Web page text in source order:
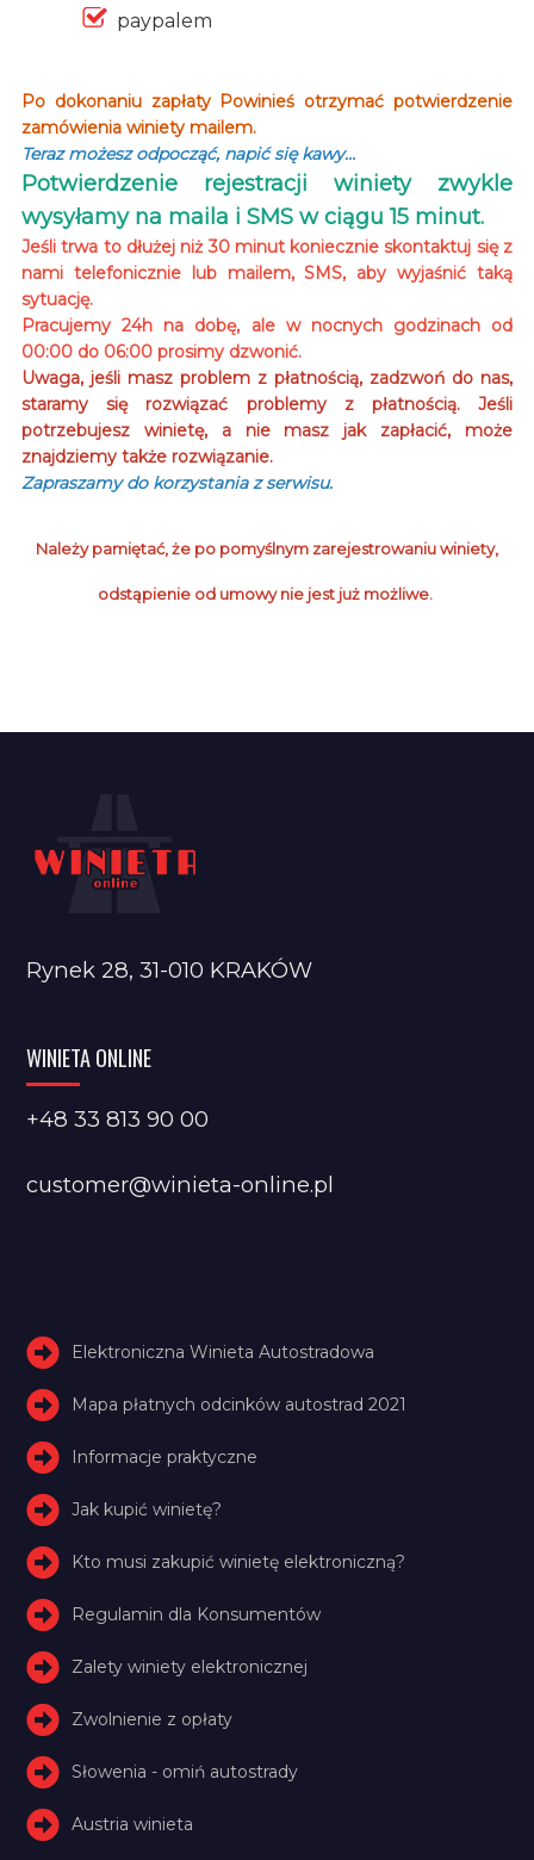
paypalem
Po dokonaniu zapłaty Powinieś otrzymać potwierdzenie
zamówienia winiety mailem.
Teraz możesz odpocząć, napić się kawy…
Potwierdzenie rejestracji winiety zwykle
wysyłamy na maila i SMS w ciągu 15 minut.
Jeśli trwa to dłużej niż 30 minut koniecznie skontaktuj się z
nami telefonicznie lub mailem, SMS, aby wyjaśnić taką
sytuację.
Pracujemy 24h na dobę, ale w nocnych godzinach od
00:00 do 06:00 prosimy dzwonić.
Uwaga, jeśli masz problem z płatnością, zadzwoń do nas,
staramy się rozwiązać problemy z płatnością. Jeśli
potrzebujesz winietę, a nie masz jak zapłacić, może
znajdziemy także rozwiązanie.
Zapraszamy do korzystania z serwisu.
Należy pamiętać, że po pomyślnym zarejestrowaniu winiety,
odstąpienie od umowy nie jest już możliwe.
Rynek 28, 31-010 KRAKÓW
WINIETA ONLINE
+48 33 813 90 00
customer@winieta-online.pl
Elektroniczna Winieta Autostradowa
Mapa płatnych odcinków autostrad 2021
Informacje praktyczne
Jak kupić winietę?
Kto musi zakupić winietę elektroniczną?
Regulamin dla Konsumentów
Zalety winiety elektronicznej
Zwolnienie z opłaty
Słowenia - omiń autostrady
Austria winieta